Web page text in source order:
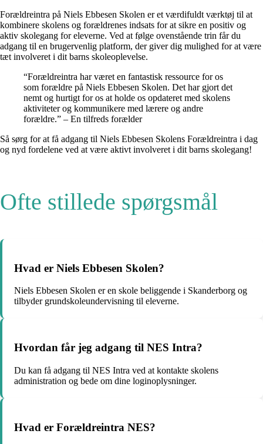
Forældreintra på Niels Ebbesen Skolen er et værdifuldt værktøj til at
kombinere skolens og forældrenes indsats for at sikre en positiv og
aktiv skolegang for eleverne. Ved at følge ovenstående trin får du
adgang til en brugervenlig platform, der giver dig mulighed for at være
tæt involveret i dit barns skoleoplevelse.
“Forældreintra har været en fantastisk ressource for os
som forældre på Niels Ebbesen Skolen. Det har gjort det
nemt og hurtigt for os at holde os opdateret med skolens
aktiviteter og kommunikere med lærere og andre
forældre.” – En tilfreds forælder
Så sørg for at få adgang til Niels Ebbesen Skolens Forældreintra i dag
og nyd fordelene ved at være aktivt involveret i dit barns skolegang!
Ofte stillede spørgsmål
Hvad er Niels Ebbesen Skolen?
Niels Ebbesen Skolen er en skole beliggende i Skanderborg og
tilbyder grundskoleundervisning til eleverne.
Hvordan får jeg adgang til NES Intra?
Du kan få adgang til NES Intra ved at kontakte skolens
administration og bede om dine loginoplysninger.
Hvad er Forældreintra NES?